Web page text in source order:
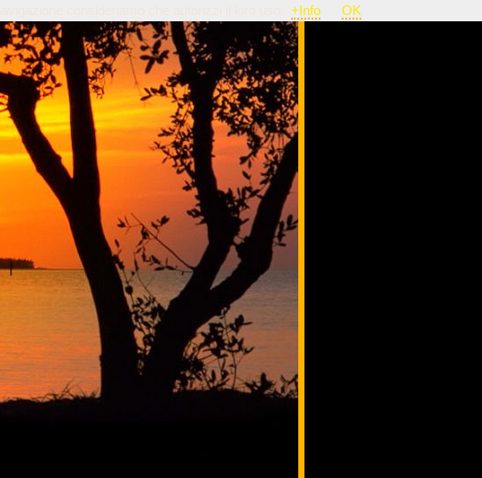
+Info OK